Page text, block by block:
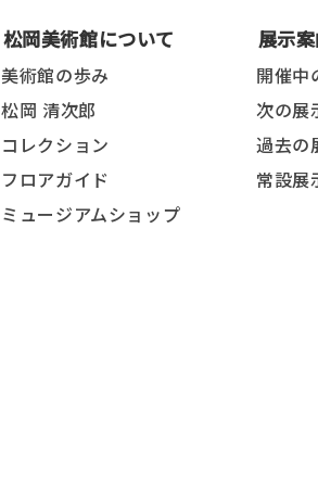
松岡美術館について
美術館の歩み
松岡 清次郎
コレクション
フロアガイド
ミュージアムショップ
展示
開催中
次の展
過去の
常設展